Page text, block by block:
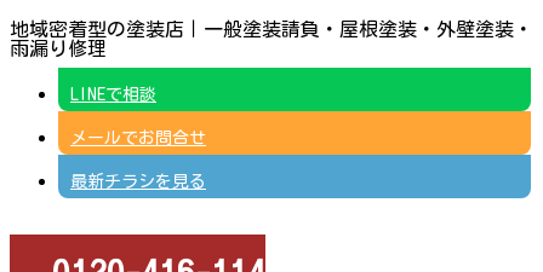
コ
ン
ナ
ビ
地域密着型の塗装店｜一般塗装請負・屋根塗装・外壁塗装・
雨漏り修理
LINEで相談
メールでお問合せ
最新チラシを見る